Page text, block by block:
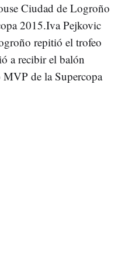
Ciudad de Logroño
2015.Iva Pejkovic
repitió el trofeo
a recibir el balón
de la Supercopa